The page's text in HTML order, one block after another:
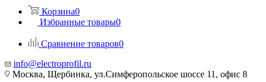
Корзина0
Избранные товары0
Сравнение товаров0
info@electroprofil.ru
Москва, Щербинка, ул.Симферопольское шоссе 11, офис 8